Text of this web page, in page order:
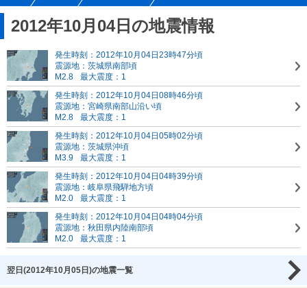
2012年10月04日の地震情報
発生時刻：2012年10月04日23時47分頃
震源地：茨城県南部頃
M2.8
最大震度：1
発生時刻：2012年10月04日08時46分頃
震源地：宮崎県南部山沿い頃
M2.8
最大震度：1
発生時刻：2012年10月04日05時02分頃
震源地：茨城県沖頃
M3.9
最大震度：1
発生時刻：2012年10月04日04時39分頃
震源地：岐阜県飛騨地方頃
M2.0
最大震度：1
発生時刻：2012年10月04日04時04分頃
震源地：秋田県内陸南部頃
M2.0
最大震度：1
翌日(2012年10月05日)の地震一覧